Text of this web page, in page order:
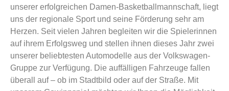
unserer erfolgreichen Damen-Basketballmannschaft, liegt
uns der regionale Sport und seine Förderung sehr am
Herzen. Seit vielen Jahren begleiten wir die Spielerinnen
auf ihrem Erfolgsweg und stellen ihnen dieses Jahr zwei
unserer beliebtesten Automodelle aus der Volkswagen-
Gruppe zur Verfügung. Die auffälligen Fahrzeuge fallen
überall auf – ob im Stadtbild oder auf der Straße. Mit